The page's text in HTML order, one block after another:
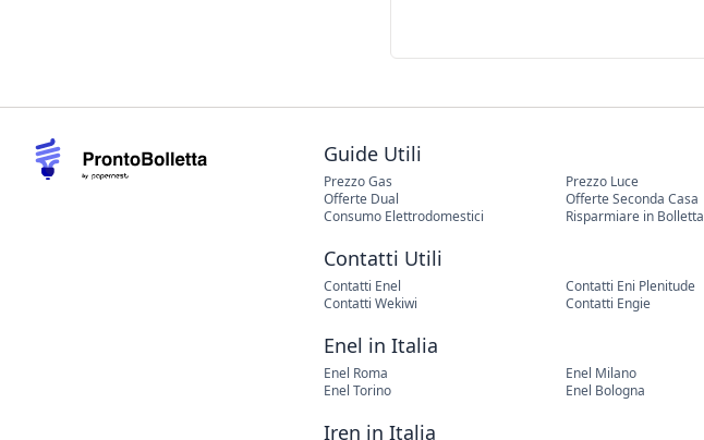
Guide Utili
Prezzo Gas Prezzo Luce
Offerte Dual
Offerte Seconda Casa
Consumo Elettrodomestici
Risparmiare in Bolletta
Contatti Utili
Contatti Enel Contatti Eni Plenitude
Contatti Wekiwi
Contatti Engie
Enel in Italia
Enel Roma Enel Milano
Enel Torino
Enel Bologna
Iren in Italia